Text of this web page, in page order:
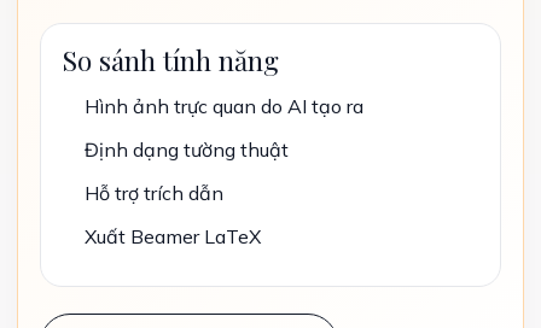
So sánh tính năng
Hình ảnh trực quan do AI tạo ra
Định dạng tường thuật
Hỗ trợ trích dẫn
Xuất Beamer LaTeX